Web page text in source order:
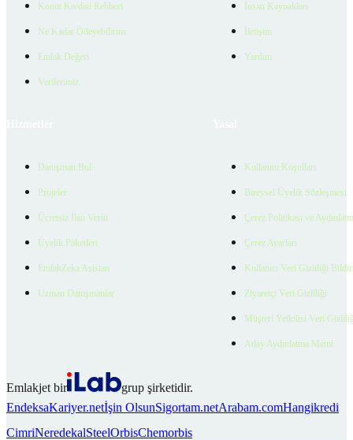
Konut Kredisi Rehberi
Ne Kadar Ödeyebilirim
Emlak Değeri
Verilerimiz
İnsan Kaynakları
İletişim
Yardım
Danışman Bul
Projeler
Ücretsiz İlan Verin
Üyelik Paketleri
EmlakZeka Asistan
Uzman Danışmanlar
Kullanım Koşulları
Bireysel Üyelik Sözleşmesi
Çerez Politikası ve
Çerez Ayarları
Kullanıcı Veri Gizliliği
Ziyaretçi Veri Gizliliği
Müşteri Yetkilisi Veri
Aday Aydınlatma Metni
Emlakjet bir
grup şirketidir.
EndeksaKariyer.netİşin OlsunSigortam.netArabam.comHangikredi
CimriNeredekalSteelOrbisChemorbis